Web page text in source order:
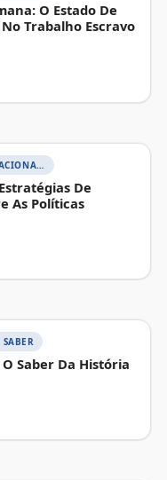
O Estado De
Trabalho Escravo
01 POLÍTICAS EDUCACIONAIS, DIVERSIDADE E JUSTIÇA SOCIAL
De
As Políticas
Saber Da História